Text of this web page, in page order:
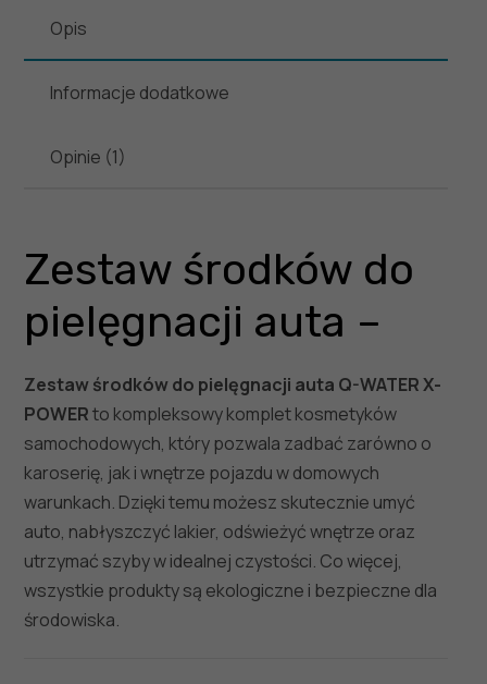
autaOpis
Informacje dodatkowe
Opinie (1)
Zestaw środków do
pielęgnacji auta –
Zestaw środków do pielęgnacji auta Q-WATER X-
POWERto kompleksowy komplet kosmetyków
samochodowych, który pozwala zadbać zarówno o
karoserię, jak i wnętrze pojazdu w domowych
warunkach. Dzięki temu możesz skutecznie umyć
auto, nabłyszczyć lakier, odświeżyć wnętrze oraz
utrzymać szyby w idealnej czystości. Co więcej,
wszystkie produkty są ekologiczne i bezpieczne dla
środowiska.